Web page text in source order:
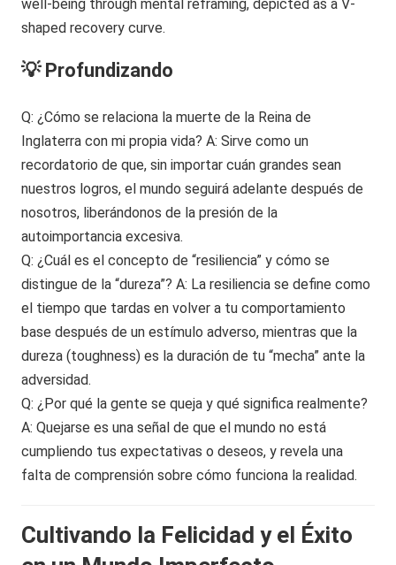
💡 Profundizando
Q: ¿Cómo se relaciona la muerte de la Reina de
Inglaterra con mi propia vida? A: Sirve como un
recordatorio de que, sin importar cuán grandes sean
nuestros logros, el mundo seguirá adelante después de
nosotros, liberándonos de la presión de la
autoimportancia excesiva.
Q: ¿Cuál es el concepto de “resiliencia” y cómo se
distingue de la “dureza”? A: La resiliencia se define como
el tiempo que tardas en volver a tu comportamiento
base después de un estímulo adverso, mientras que la
dureza (toughness) es la duración de tu “mecha” ante la
adversidad.
Q: ¿Por qué la gente se queja y qué significa realmente?
A: Quejarse es una señal de que el mundo no está
cumpliendo tus expectativas o deseos, y revela una
falta de comprensión sobre cómo funciona la realidad.
Cultivando la Felicidad y el Éxito